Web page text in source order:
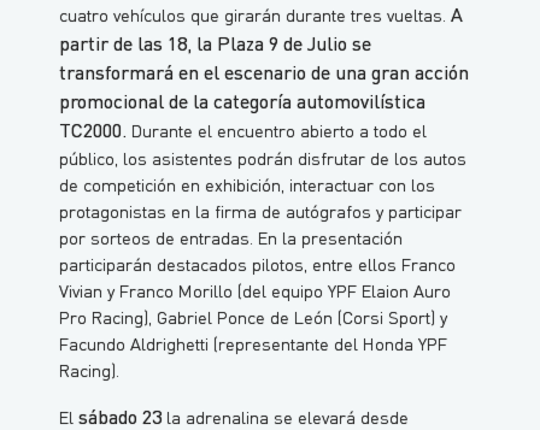
cuatro vehículos que girarán durante tres vueltas. A
partir de las 18, la Plaza 9 de Julio se
transformará en el escenario de una gran acción
promocional de la categoría automovilística
TC2000. Durante el encuentro abierto a todo el
público, los asistentes podrán disfrutar de los autos
de competición en exhibición, interactuar con los
protagonistas en la firma de autógrafos y participar
por sorteos de entradas. En la presentación
participarán destacados pilotos, entre ellos Franco
Vivian y Franco Morillo (del equipo YPF Elaion Auro
Pro Racing), Gabriel Ponce de León (Corsi Sport) y
Facundo Aldrighetti (representante del Honda YPF
Racing).
El sábado 23 la adrenalina se elevará desde